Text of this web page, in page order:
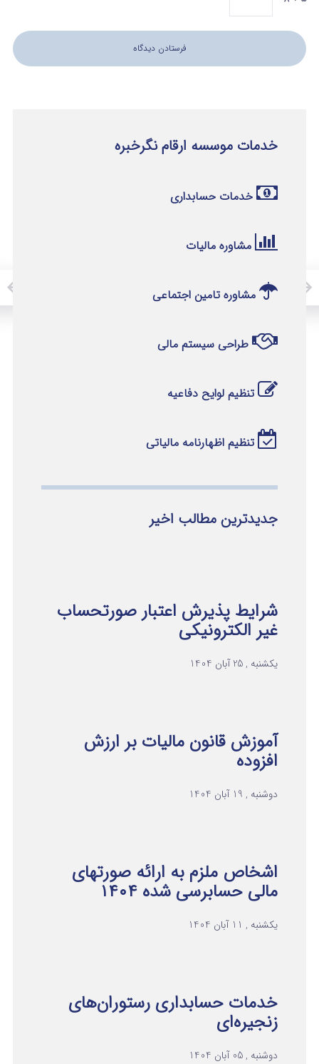
خدمات موسسه ارقام نگرخبره
خدمات حسابداری
مشاوره مالیات
مشاوره تامین اجتماعی
طراحی سیستم مالی
تنظیم لوایح دفاعیه
تنظیم اظهارنامه مالیاتی
جدیدترین مطالب اخیر
شرایط پذیرش اعتبار صورتحساب
غیر الکترونیکی
یکشنبه , 25 آبان 1404
آموزش قانون مالیات بر ارزش
افزوده
دوشنبه , 19 آبان 1404
اشخاص ملزم به ارائه صورتهای
مالی حسابرسی شده ۱۴۰۴
یکشنبه , 11 آبان 1404
خدمات حسابداری رستوران‌های
زنجیره‌ای
دوشنبه , 05 آبان 1404